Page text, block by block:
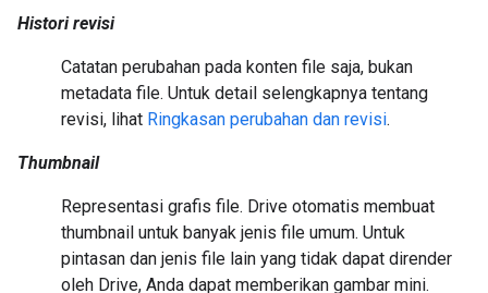
Histori revisi
Catatan perubahan pada konten file saja, bukan
metadata file. Untuk detail selengkapnya tentang
revisi, lihat Ringkasan perubahan dan revisi.
Thumbnail
Representasi grafis file. Drive otomatis membuat
thumbnail untuk banyak jenis file umum. Untuk
pintasan dan jenis file lain yang tidak dapat dirender
oleh Drive, Anda dapat memberikan gambar mini.